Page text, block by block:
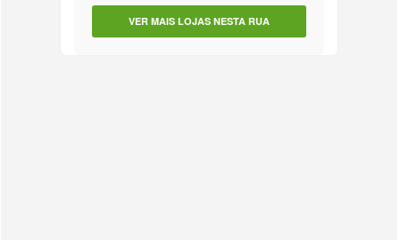
VER MAIS LOJAS NESTA RUA